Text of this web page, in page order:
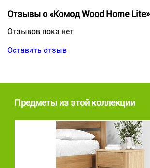
Отзывы о «Комод Wood Home Lite»
Отзывов пока нет
Оставить отзыв
Предметы из этой коллекции